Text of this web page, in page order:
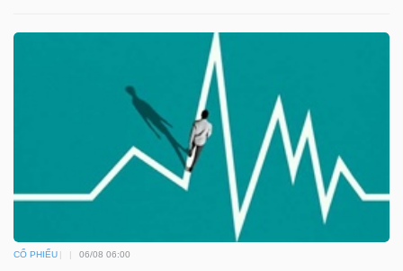
CỔ PHIẾU 06/08 06:00
Bài
cáo